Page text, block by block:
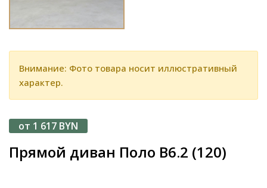
Внимание: Фото товара носит иллюстративный
характер.
от 1 617 BYN
Прямой диван Поло В6.2 (120)